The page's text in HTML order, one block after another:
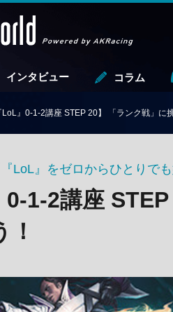
インタビュー コラム
LoL』0-1-2講座 STEP 20】 「ランク戦」に
『LoL』をゼロからひとりで
0-1-2講座